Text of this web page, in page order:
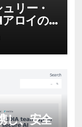
リー・
ロイの
フォー
不安を
し、安全